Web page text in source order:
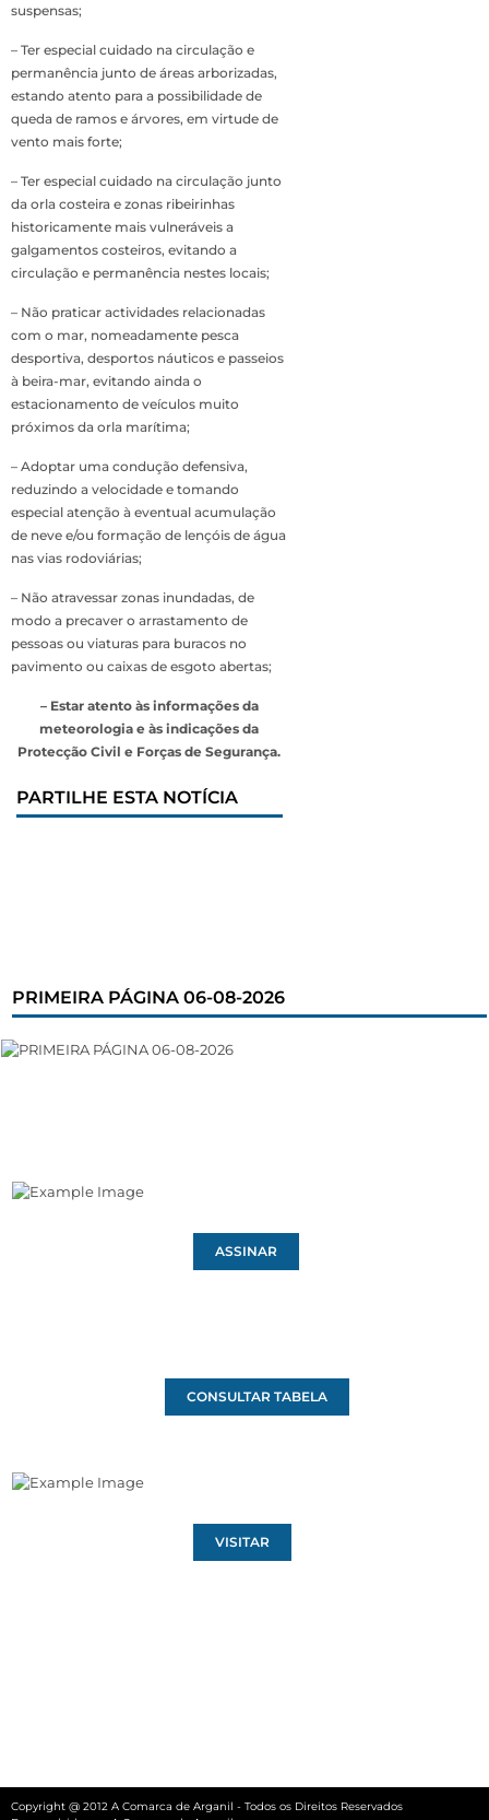
suspensas;
– Ter especial cuidado na circulação e
permanência junto de áreas arborizadas,
estando atento para a possibilidade de
queda de ramos e árvores, em virtude de
vento mais forte;
– Ter especial cuidado na circulação junto
da orla costeira e zonas ribeirinhas
historicamente mais vulneráveis a
galgamentos costeiros, evitando a
circulação e permanência nestes locais;
– Não praticar actividades relacionadas
com o mar, nomeadamente pesca
desportiva, desportos náuticos e passeios
à beira-mar, evitando ainda o
estacionamento de veículos muito
próximos da orla marítima;
– Adoptar uma condução defensiva,
reduzindo a velocidade e tomando
especial atenção à eventual acumulação
de neve e/ou formação de lençóis de água
nas vias rodoviárias;
– Não atravessar zonas inundadas, de
modo a precaver o arrastamento de
pessoas ou viaturas para buracos no
pavimento ou caixas de esgoto abertas;
– Estar atento às informações da
meteorologia e às indicações da
Protecção Civil e Forças de Segurança.
PARTILHE ESTA NOTÍCIA
PRIMEIRA PÁGINA 06-08-2026
ASSINAR
CONSULTAR TABELA
VISITAR
Copyright @ 2012 A Comarca de Arganil - Todos os Direitos Reservados